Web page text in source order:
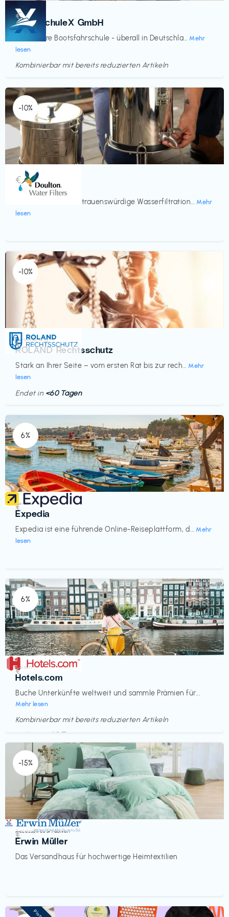
Kurse
BootsschuleX GmbH
Deine faire Bootsfahrschule - überall in Deutschla... Mehr
lesen
€‎
Kombinierbar mit bereits reduzierten Artikeln
-10%
Küche & Haushalt
Doulton
Seit 200 Jahren vertrauenswürdige Wasserfiltration... Mehr
lesen
€‎
-10%
Versicherung
ROLAND Rechtsschutz
Stark an Ihrer Seite – vom ersten Rat bis zur rech... Mehr
lesen
€‎
Endet in <60 Tagen
6%
Reisen
Expedia
Expedia ist eine führende Online-Reiseplattform, d... Mehr
lesen
€‎
6%
Reisen
Hotels.com
Buche Unterkünfte weltweit und sammle Prämien für...
Mehr lesen
€‎
Kombinierbar mit bereits reduzierten Artikeln
Endet in
<60 Tagen
-15%
Accessoires & Fashion
Erwin Müller
Das Versandhaus für hochwertige Heimtextilien
€‎